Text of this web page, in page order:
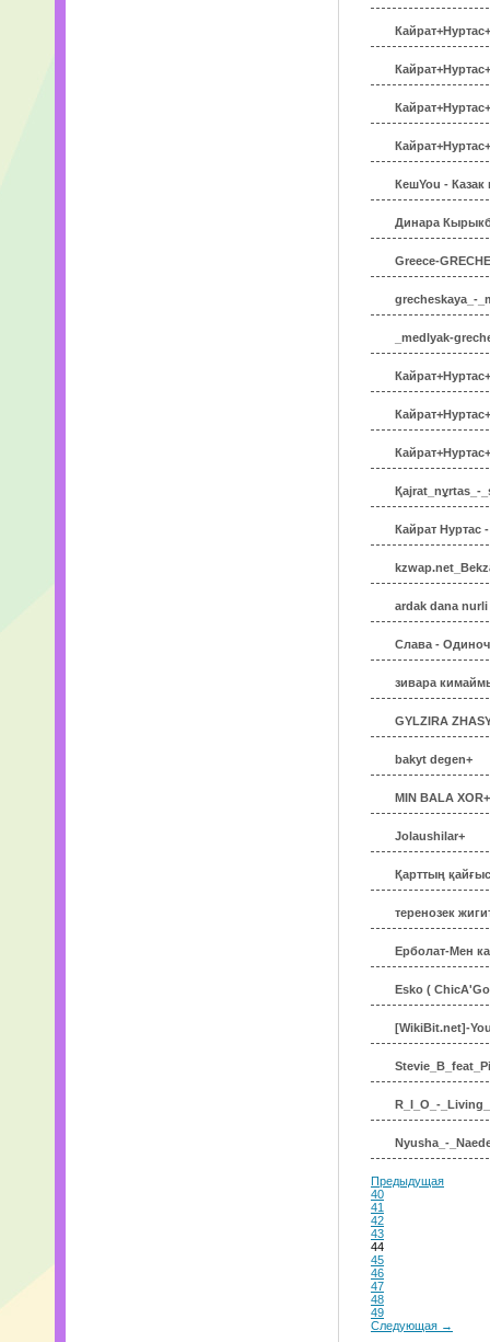
КешYou -
Динара
Greece-
grecheskaya_-
_medlyak-
Қajrat_nұrtas_-
Кайрат Нуртас
ardak dana nurli
Слава -
зивара
GYLZIRA
bakyt degen+
MIN BALA
Jolaushilar+
Қарттың
теренозек
Ерболат-Мен
Esko (
[WikiBit.net]-
R_I_O_-
Nyusha_-
Предыдущая
40
41
42
43
44
45
46
47
48
49
Следующая →